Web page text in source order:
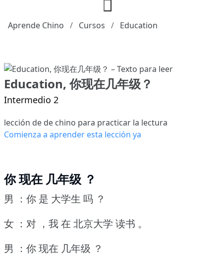
Aprende Chino Cursos Education
Education, 你现在几年级？
Intermedio 2
lección de de chino para practicar la lectura
Comienza a aprender esta lección ya
你 现在 几年级 ？
男 ：你 是 大学生 吗 ？
女 ：对 ，我 在 北京大学 读书 。
男 ：你 现在 几年级 ？